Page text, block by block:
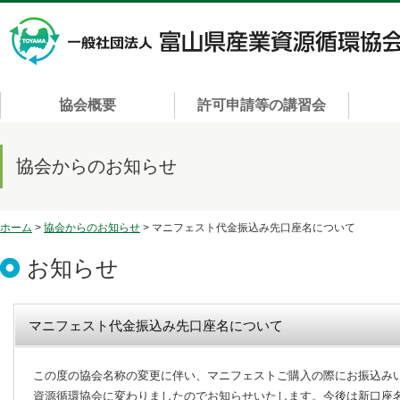
協会概要 許可申請等の講習会
協会からのお知らせ
ホーム > 協会からのお知らせ > マニフェスト代金振込み先口座名について
お知らせ
マニフェスト代金振込み先口座名について
この度の協会名称の変更に伴い、マニフェストご購入の際にお振込
資源循環協会に変わりましたのでお知らせいたします。今後は新口